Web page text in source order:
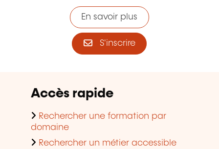
En savoir plus
S'inscrire
Accès rapide
Rechercher une formation par
domaine
Rechercher un métier accessible